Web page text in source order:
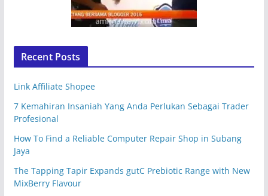
Recent Posts
Link Affiliate Shopee
7 Kemahiran Insaniah Yang Anda Perlukan Sebagai Trader
Profesional
How To Find a Reliable Computer Repair Shop in Subang
Jaya
The Tapping Tapir Expands gutC Prebiotic Range with New
MixBerry Flavour